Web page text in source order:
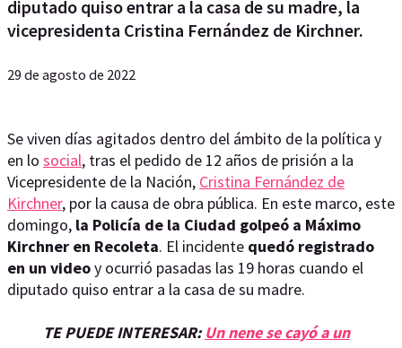
diputado quiso entrar a la casa de su madre, la
vicepresidenta Cristina Fernández de Kirchner.
29 de agosto de 2022
Se viven días agitados dentro del ámbito de la política y
en lo social, tras el pedido de 12 años de prisión a la
Vicepresidente de la Nación, Cristina Fernández de
Kirchner, por la causa de obra pública. En este marco, este
domingo, la Policía de la Ciudad golpeó a Máximo
Kirchner en Recoleta. El incidente quedó registrado
en un videoy ocurrió pasadas las 19 horas cuando el
diputado quiso entrar a la casa de su madre.
TE PUEDE INTERESAR:Un nene se cayó a un